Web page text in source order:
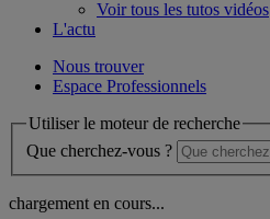
Voir tous les tutos vidéos
L'actu
Nous trouver
Espace Professionnels
Utiliser le moteur de recherche
Que cherchez-vous ?
chargement en cours...